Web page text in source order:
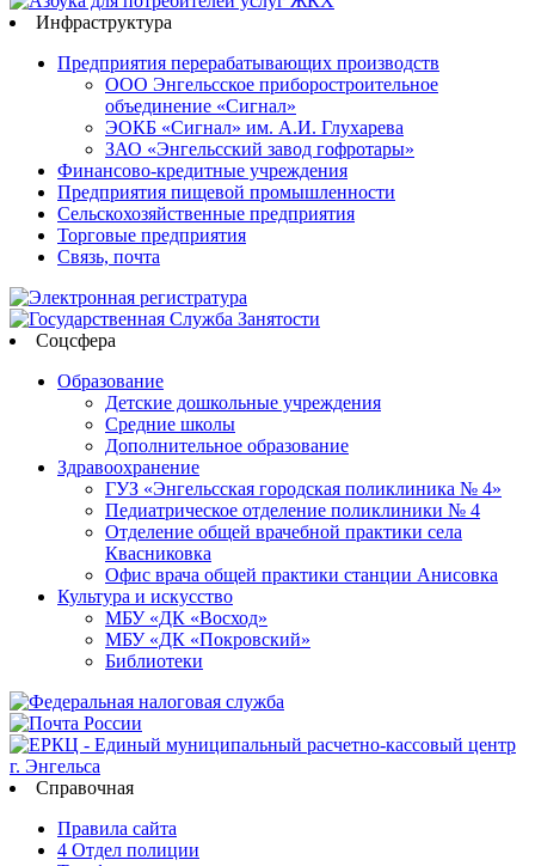
Инфраструктура
Предприятия перерабатывающих производств
ООО Энгельсское приборостроительное
объединение «Сигнал»
ЭОКБ «Сигнал» им. А.И. Глухарева
ЗАО «Энгельсский завод гофротары»
Финансово-кредитные учреждения
Предприятия пищевой промышленности
Сельскохозяйственные предприятия
Торговые предприятия
Связь, почта
Соцсфера
Образование
Детские дошкольные учреждения
Средние школы
Дополнительное образование
Здравоохранение
ГУЗ «Энгельсская городская поликлиника № 4»
Педиатрическое отделение поликлиники № 4
Отделение общей врачебной практики села
Квасниковка
Офис врача общей практики станции Анисовка
Культура и искусство
МБУ «ДК «Восход»
МБУ «ДК «Покровский»
Библиотеки
Справочная
Правила сайта
4 Отдел полиции